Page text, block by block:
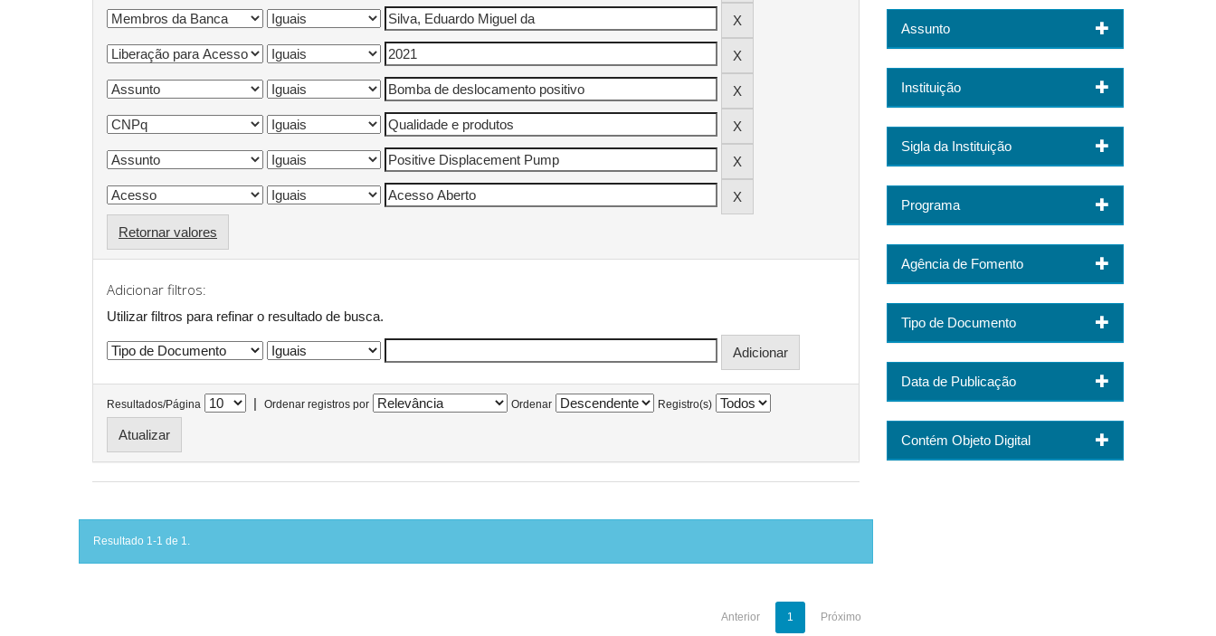
Retornar valores
Adicionar filtros:
Utilizar filtros para refinar o resultado de busca.
Resultados/Página | Ordenar registros por Ordenar Registro(s)
Resultado 1-1 de 1.
Anterior 1 Próximo
Assunto
Instituição
Sigla da Instituição
Programa
Agência de Fomento
Tipo de Documento
Data de Publicação
Contém Objeto Digital